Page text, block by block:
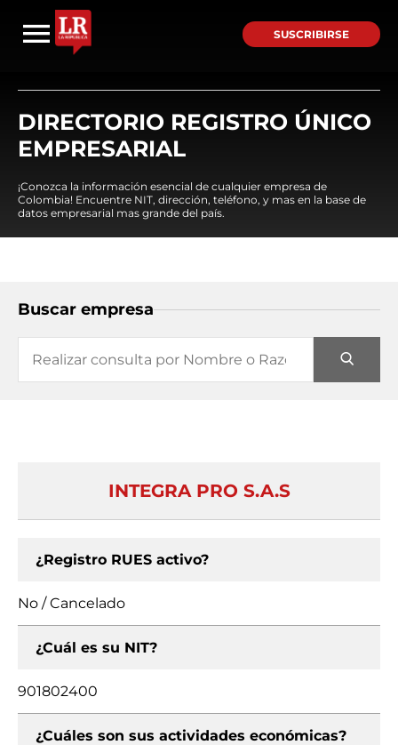
SUSCRIBIRSE
DIRECTORIO REGISTRO ÚNICO
EMPRESARIAL
¡Conozca la información esencial de cualquier empresa de
Colombia! Encuentre NIT, dirección, teléfono, y mas en la base de
datos empresarial mas grande del país.
Buscar empresa
INTEGRA PRO S.A.S
¿Registro RUES activo?
No / Cancelado
¿Cuál es su NIT?
901802400
¿Cuáles son sus actividades económicas?